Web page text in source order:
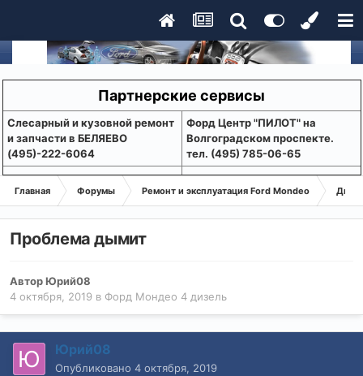
Партнерские сервисы
Слесарный и кузовной ремонт
и запчасти в БЕЛЯЕВО
(495)-222-6064
Форд Центр "ПИЛОТ" на
Волгоградском проспекте.
тел. (495) 785-06-65
Главная Форумы Ремонт и эксплуатация Ford Mondeo
Проблема дымит
АвторЮрий08
4 октября, 2019 в Форд Мондео 4 дизель
Юрий08
Опубликовано 4 октября, 2019